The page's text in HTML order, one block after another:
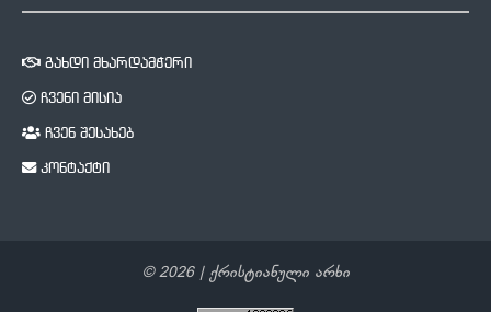
გახდი მხარდამჭერი
ჩვენი მისია
ჩვენ შესახებ
კონტაქტი
©2026| ქრისტიანული არხი